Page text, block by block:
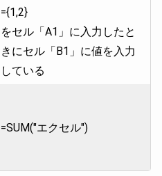
={1,2}
をセル「A1」に入力したと
きにセル「B1」に値を入力
している
=SUM("エクセル")